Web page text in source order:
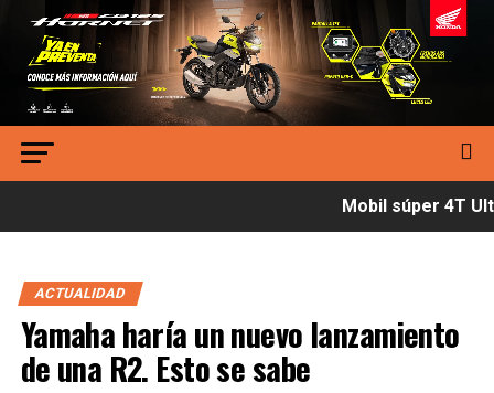
Mobil súper 4T
ACTUALIDAD
Yamaha haría un nuevo lanzamiento
de una R2. Esto se sabe